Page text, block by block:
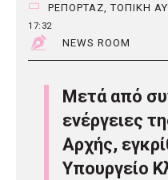
ΡΕΠΟΡΤΑΖ ,ΤΟΠΙΚΗ
17:32
NEWS ROOM
Μετά από
ενέργειες
Αρχής,
Υπουργείο